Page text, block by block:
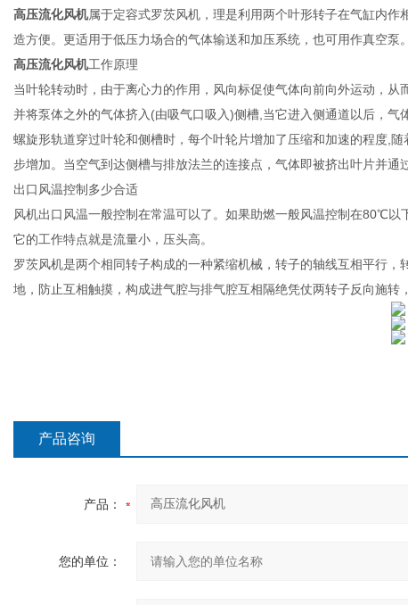
高压流化风机属于定容式罗茨风机，理是利用两个叶形转子在气缸内
造方便。更适用于低压力场合的气体输送和加压系统，也可用作真空泵。
高压流化风机工作原理
当叶轮转动时，由于离心力的作用，风向标促使气体向前向外运动，
并将泵体之外的气体挤入(由吸气口吸入)侧槽,当它进入侧通道以后，
螺旋形轨道穿过叶轮和侧槽时，每个叶轮片增加了压缩和加速的程度,
步增加。当空气到达侧槽与排放法兰的连接点，气体即被挤出叶片并通
出口风温控制多少合适
风机出口风温一般控制在常温可以了。如果助燃一般风温控制在80℃以
它的工作特点就是流量小，压头高。
罗茨风机是两个相同转子构成的一种紧缩机械，转子的轴线互相平行
地，防止互相触摸，构成进气腔与排气腔互相隔绝凭仗两转子反向施转
产品咨询
产品：
您的单位：